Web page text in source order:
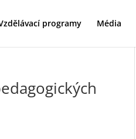
programy Média